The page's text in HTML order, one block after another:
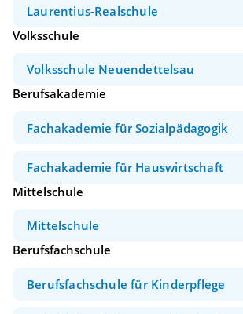
Laurentius-Realschule
Volksschule
Volksschule Neuendettelsau
Berufsakademie
Fachakademie für Sozialpädagogik
Fachakademie für Hauswirtschaft
Mittelschule
Mittelschule
Berufsfachschule
Berufsfachschule für Kinderpflege